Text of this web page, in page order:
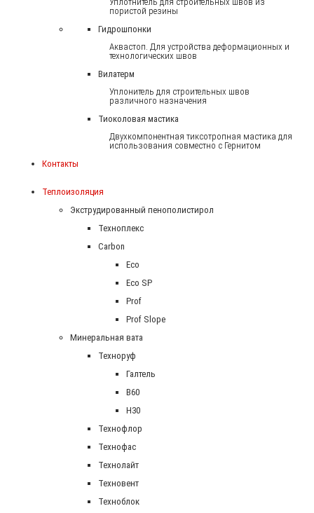
пористой резины
Гидрошпонки
Аквастоп. Для устройства деформационных и
технологических швов
Вилатерм
Уплонитель для строительных швов
различного назначения
Тиоколовая мастика
Двухкомпонентная тиксотропная мастика для
использования совместно с Гернитом
Контакты
Теплоизоляция
Экструдированный пенополистирол
Техноплекс
Carbon
Eco
Eco SP
Prof
Prof Slope
Минеральная вата
Техноруф
Галтель
В60
Н30
Технофлор
Технофас
Технолайт
Техновент
Техноблок